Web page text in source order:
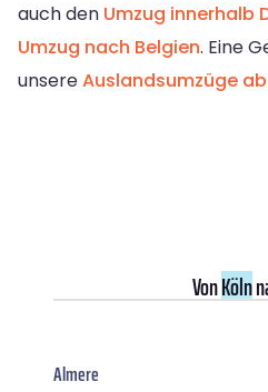
auch den Umzug innerhalb
Umzug nach Belgien. Eine
unsereAuslandsumzüge
VonKöln
Almere